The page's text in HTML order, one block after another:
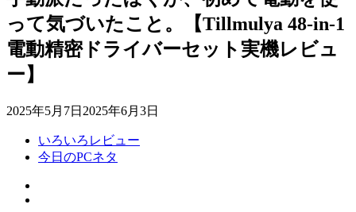
って気づいたこと。【Tillmulya 48-in-1
電動精密ドライバーセット実機レビュ
ー】
2025年5月7日 2025年6月3日
いろいろレビュー
今日のPCネタ